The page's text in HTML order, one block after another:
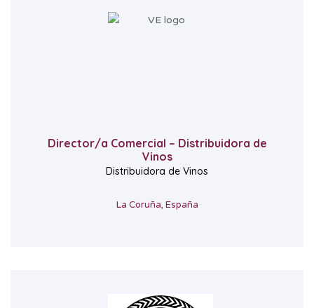
Director/a Comercial – Distribuidora de
Vinos
Distribuidora de Vinos
La Coruña, España